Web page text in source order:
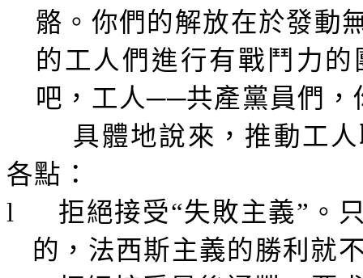
骼。你們的解放在於發動
的工人們進行有戰鬥力
吧，工人──共產黨員們，
具體地說來，推動工
各點：
l
拒絕接受“失敗主義”。
的，法西斯主義的勝利就